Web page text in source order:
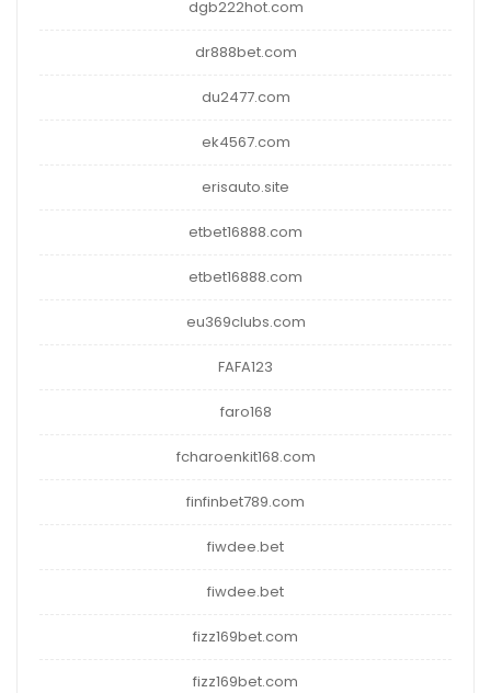
dgb222hot.com
dr888bet.com
du2477.com
ek4567.com
erisauto.site
etbet16888.com
etbet16888.com
eu369clubs.com
FAFA123
faro168
fcharoenkit168.com
finfinbet789.com
fiwdee.bet
fiwdee.bet
fizz169bet.com
fizz169bet.com